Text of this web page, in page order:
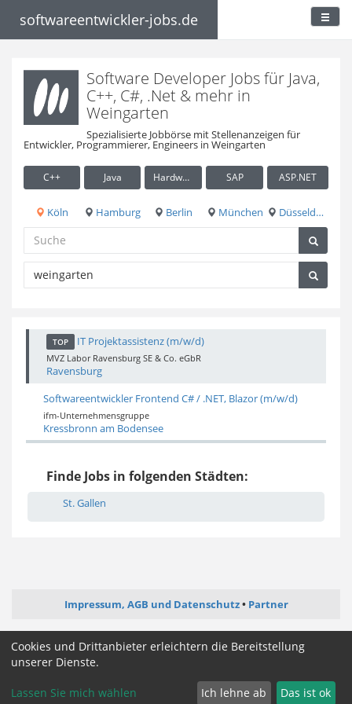
softwareentwickler-jobs.de
Software Developer Jobs für Java,
C++, C#, .Net & mehr in
Weingarten
Spezialisierte Jobbörse mit Stellenanzeigen für
Entwickler, Programmierer, Engineers in Weingarten
C++ Java Hardware / Embedded SAP ASP.NET
Köln Hamburg Berlin München Düsseldorf
TOP IT Projektassistenz (m/w/d)
MVZ Labor Ravensburg SE & Co. eGbR
Ravensburg
Softwareentwickler Frontend C# / .NET, Blazor (m/w/d)
ifm-Unternehmensgruppe
Kressbronn am Bodensee
Finde Jobs in folgenden Städten:
St. Gallen
Impressum, AGB und Datenschutz Partner
ictjob.de administrator-jobs.de
webentwickler-jobs.de
Cookie Zustimmung ändern
Cookies und Drittanbieter erleichtern die Bereitstellung
unserer Dienste.
Lassen Sie mich wählen Ich lehne ab Das ist ok